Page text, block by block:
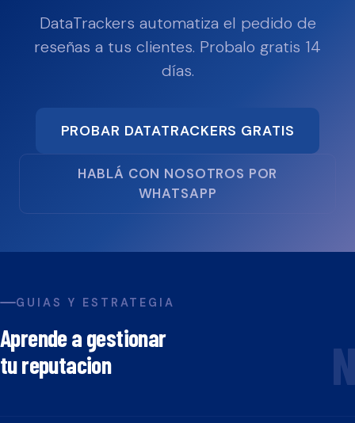
DataTrackers automatiza el pedido de
reseñas a tus clientes. Probalo gratis 14
días.
PROBAR DATATRACKERS GRATIS
HABLÁ CON NOSOTROS POR
WHATSAPP
GUIAS Y ESTRATEGIA
Aprende a gestionar
tu reputacion
N